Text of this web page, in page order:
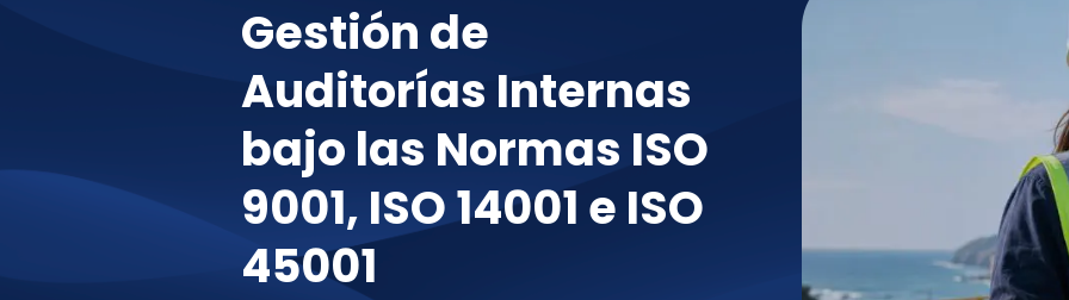
Gestión de
Auditorías Internas
bajo las Normas ISO
9001, ISO 14001 e ISO
45001